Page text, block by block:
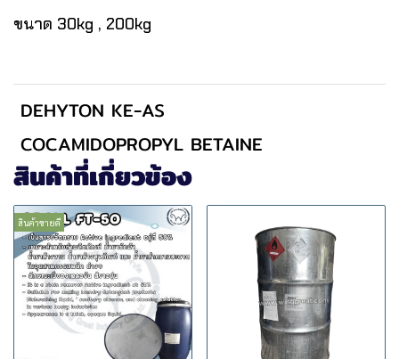
ขนาด 30kg , 200kg
DEHYTON KE-AS
COCAMIDOPROPYL BETAINE
สินค้าที่เกี่ยวข้อง
สินค้าขายดี